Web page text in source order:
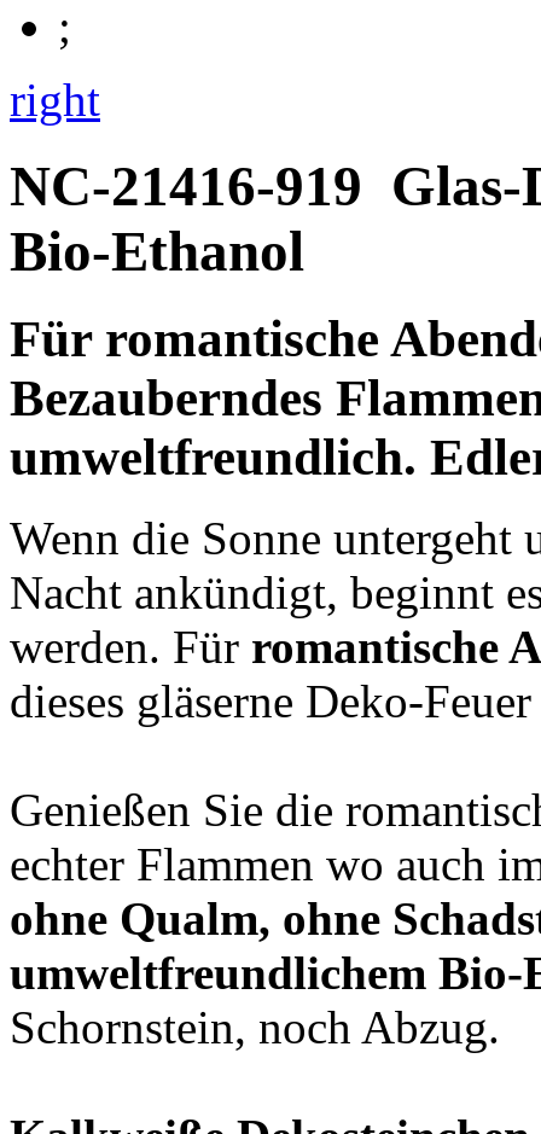
right
NC-21416-919
Bio-Ethanol
Für romantische
Bezauberndes
umweltfreundlich.
Wenn die Sonne
Nacht ankündigt, beginnt
werden. Für romantische
dieses gläserne Deko-
Genießen Sie die
echter Flammen wo auch
ohne Qualm, ohne
umweltfreundlichem Bio-
Schornstein, noch Abzug.